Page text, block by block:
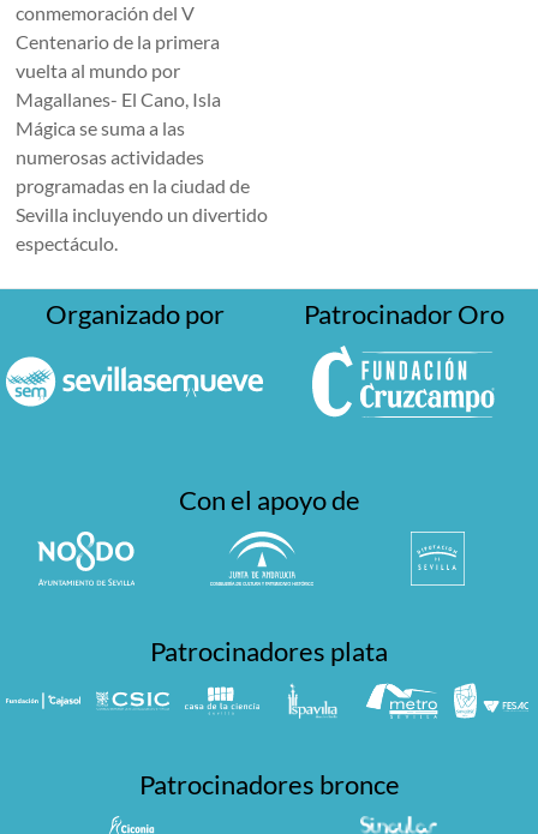
conmemoración del V
Centenario de la primera
vuelta al mundo por
Magallanes- El Cano, Isla
Mágica se suma a las
numerosas actividades
programadas en la ciudad de
Sevilla incluyendo un divertido
espectáculo.
Organizado por Patrocinador Oro
Con el apoyo de
Patrocinadores plata
Patrocinadores bronce